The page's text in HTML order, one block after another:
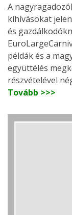
A
kihívásokat
és
példák és a
együttélés
részvételével
Tovább >>>